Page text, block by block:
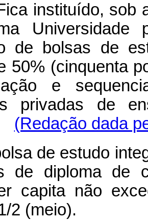
instituído, sob
Universidade
de bolsas de
50% (cinquenta
e
privadas de
(Redação dada
de estudo
de diploma de
capita não
2 (meio).